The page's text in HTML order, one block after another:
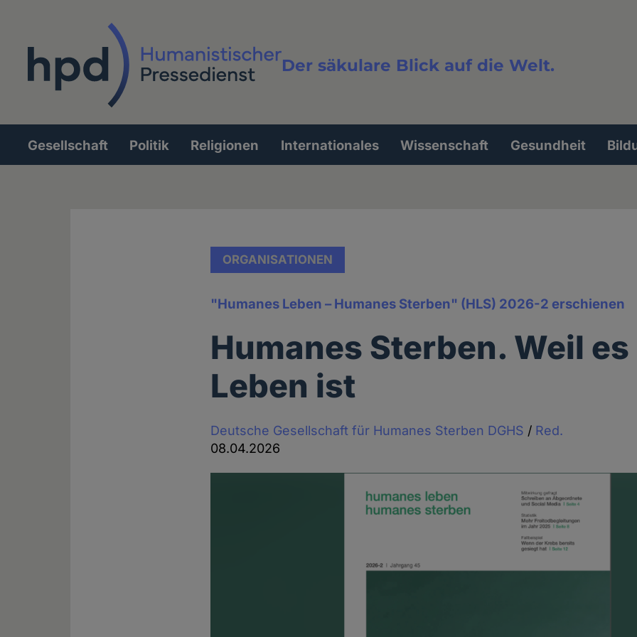
Der säkulare Blick auf die Welt.
Volltextsuche
Hauptnavigation
Gesellschaft Politik Religionen Internationales Wissenschaft Gesundheit
ORGANISATIONEN
"Humanes Leben – Humanes Sterben" (HLS) 2026-2 erschienen
Humanes Sterben. Weil
Leben ist
Deutsche Gesellschaft für Humanes Sterben DGHS / Red.
08.04.2026